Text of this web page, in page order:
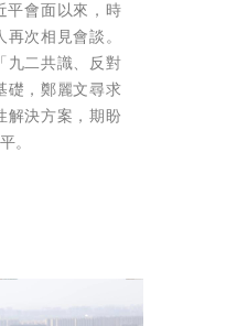
平會面以來，時
次相見會談。
九二共識、反對
礎，鄭麗文尋求
解決方案，期盼
。